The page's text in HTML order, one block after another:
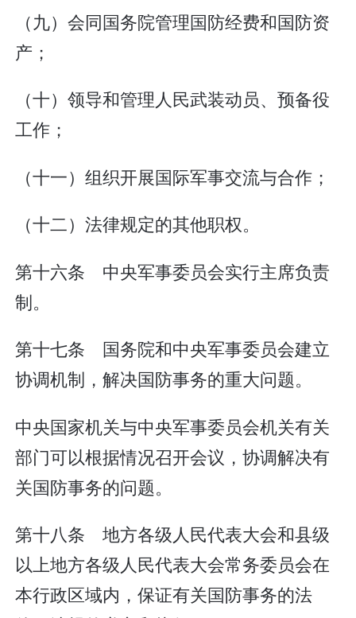
（九）会同国务院管理国防经费和国防资
产；
（十）领导和管理人民武装动员、预备役
工作；
（十一）组织开展国际军事交流与合作；
（十二）法律规定的其他职权。
第十六条 中央军事委员会实行主席负责
制。
第十七条 国务院和中央军事委员会建立
协调机制，解决国防事务的重大问题。
中央国家机关与中央军事委员会机关有关
部门可以根据情况召开会议，协调解决有
关国防事务的问题。
第十八条 地方各级人民代表大会和县级
以上地方各级人民代表大会常务委员会在
本行政区域内，保证有关国防事务的法